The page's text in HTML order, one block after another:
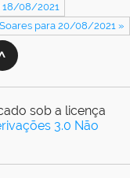
18/08/2021
para 20/08/2021 »
sob a licença
3.0 Não